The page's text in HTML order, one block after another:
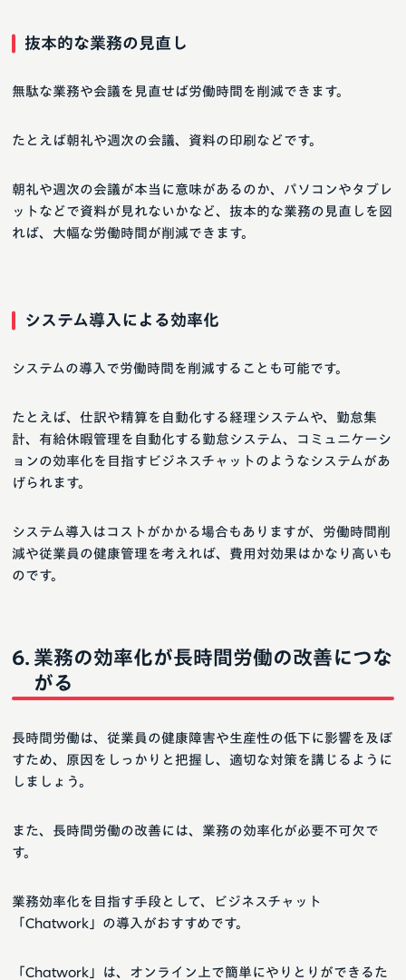
抜本的な業務の見直し
無駄な業務や会議を見直せば労働時間を削減できます。
たとえば朝礼や週次の会議、資料の印刷などです。
朝礼や週次の会議が本当に意味があるのか、パソコンやタブレ
ットなどで資料が見れないかなど、抜本的な業務の見直しを図
れば、大幅な労働時間が削減できます。
システム導入による効率化
システムの導入で労働時間を削減することも可能です。
たとえば、仕訳や精算を自動化する経理システムや、勤怠集
計、有給休暇管理を自動化する勤怠システム、コミュニケーシ
ョンの効率化を目指すビジネスチャットのようなシステムがあ
げられます。
システム導入はコストがかかる場合もありますが、労働時間削
減や従業員の健康管理を考えれば、費用対効果はかなり高いも
のです。
業務の効率化が長時間労働の改善につな
がる
長時間労働は、従業員の健康障害や生産性の低下に影響を及ぼ
すため、原因をしっかりと把握し、適切な対策を講じるように
しましょう。
また、長時間労働の改善には、業務の効率化が必要不可欠で
す。
業務効率化を目指す手段として、ビジネスチャット
「Chatwork」の導入がおすすめです。
「Chatwork」は、オンライン上で簡単にやりとりができるた